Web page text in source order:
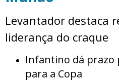
Levantador destaca
liderança do craque
Infantino dá prazo
para a Copa